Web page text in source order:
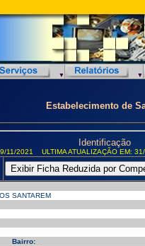
Estabelecimento de
Identificação
11/2021 ULTIMA ATUALIZAÇÃO EM:
SANTAREM
Bairro: